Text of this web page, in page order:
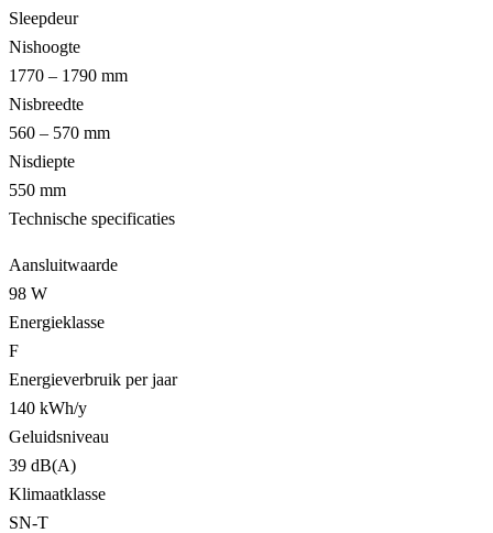
Sleepdeur
Nishoogte
1770 – 1790 mm
Nisbreedte
560 – 570 mm
Nisdiepte
550 mm
Technische specificaties
Aansluitwaarde
98 W
Energieklasse
F
Energieverbruik per jaar
140 kWh/y
Geluidsniveau
39 dB(A)
Klimaatklasse
SN-T